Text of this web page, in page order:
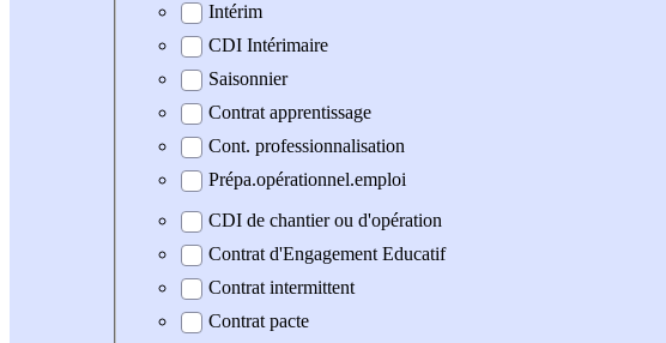
Intérim
CDI Intérimaire
Saisonnier
Contrat apprentissage
Cont. professionnalisation
Prépa.opérationnel.emploi
CDI de chantier ou d'opération
Contrat d'Engagement Educatif
Contrat intermittent
Contrat pacte